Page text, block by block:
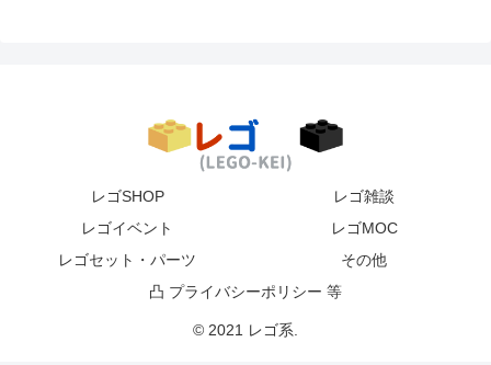
レゴSHOP
レゴ雑談
レゴイベント
レゴMOC
レゴセット・パーツ
その他
凸 プライバシーポリシー 等
© 2021 レゴ系.